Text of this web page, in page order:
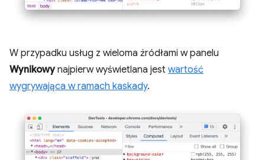
W przypadku usług z wieloma źródłami w panelu
Wynikowynajpierw wyświetlana jest wartość
wygrywająca w ramach kaskady.